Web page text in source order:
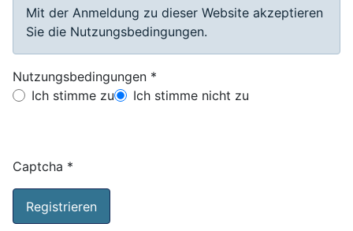
Mit der Anmeldung zu dieser Website akzeptieren
Sie die Nutzungsbedingungen.
Nutzungsbedingungen *
Nutzungsbedingungen
Ich stimme zu Ich stimme nicht zu
Captcha *
Registrieren